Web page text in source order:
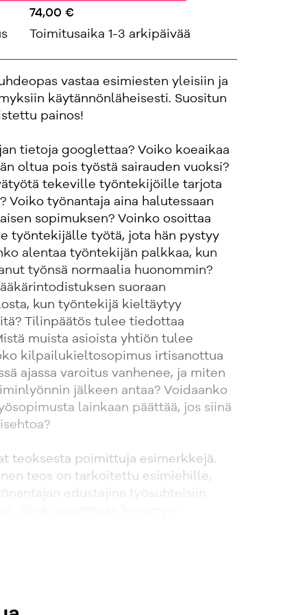
74,00 €
Toimitusaika 1-3 arkipäivää
vastaa esimiesten yleisiin ja
käytännönläheisesti. Suositun
painos!
tietoja googlettaa? Voiko koeaikaa
oltua pois työstä sairauden vuoksi?
tekeville työntekijöille tarjota
Voiko työnantaja aina halutessaan
sopimuksen? Voinko osoittaa
työntekijälle työtä, jota hän pystyy
alentaa työntekijän palkkaa, kun
työnsä normaalia huonommin?
suoraan
kun työntekijä kieltäytyy
Tilinpäätös tulee tiedottaa
muista asioista yhtiön tulee
kilpailukieltosopimus irtisanottua
ajassa varoitus vanhenee, ja miten
jälkeen antaa? Voidaanko
lainkaan päättää, jos siinä
teoksesta poimittuja esimerkkejä.
teos on tarkoitettu esimiehille,
edustajina työsuhteisiin